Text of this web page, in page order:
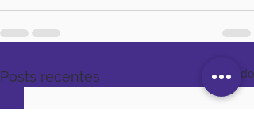
Posts recentes Ver tudo